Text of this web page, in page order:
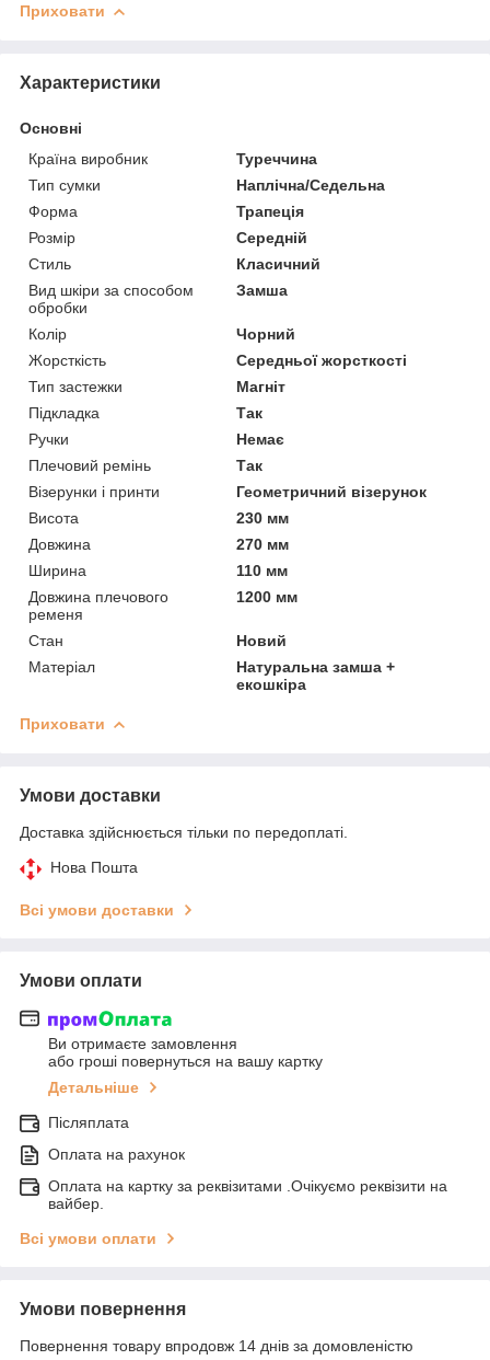
Приховати
Характеристики
Основні
Країна виробник
Туреччина
Тип сумки
Наплічна/Седельна
Форма
Трапеція
Розмір
Середній
Стиль
Класичний
Вид шкіри за способом
обробки
Замша
Колір
Чорний
Жорсткість
Середньої жорсткості
Тип застежки
Магніт
Підкладка
Так
Ручки
Немає
Плечовий ремінь
Так
Візерунки і принти
Геометричний візерунок
Висота
230 мм
Довжина
270 мм
Ширина
110 мм
Довжина плечового
ременя
1200 мм
Стан
Новий
Матеріал
Натуральна замша +
екошкіра
Приховати
Умови доставки
Доставка здійснюється тільки по передоплаті.
Нова Пошта
Всі умови доставки
Умови оплати
Ви отримаєте замовлення
або гроші повернуться на вашу картку
Детальніше
Післяплата
Оплата на рахунок
Оплата на картку за реквізитами .Очікуємо реквізити на
вайбер.
Всі умови оплати
Умови повернення
Повернення товару впродовж 14 днів за домовленістю